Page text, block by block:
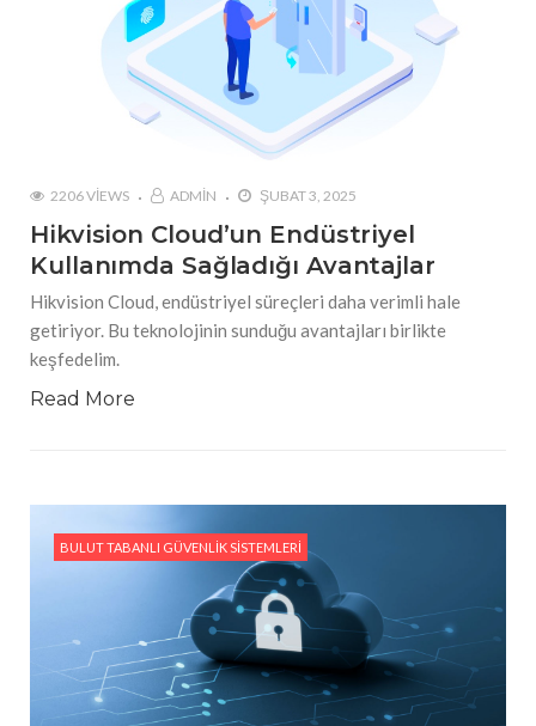
2206 VIEWS ADMIN ŞUBAT 3, 2025
Hikvision Cloud’un Endüstriyel
Kullanımda Sağladığı Avantajlar
Hikvision Cloud, endüstriyel süreçleri daha verimli hale
getiriyor. Bu teknolojinin sunduğu avantajları birlikte
keşfedelim.
Read More
BULUT TABANLI GÜVENLIK SISTEMLERI